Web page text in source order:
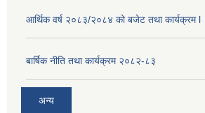
आर्थिक वर्ष २०८३/२०८४ को बजेट तथा कार्यक्रम l
बार्षिक नीति तथा कार्यक्रम २०८२-८३
अन्य